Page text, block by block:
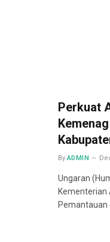
Perkuat
By ADMIN
Ungaran
Kementerian
Pemantauan